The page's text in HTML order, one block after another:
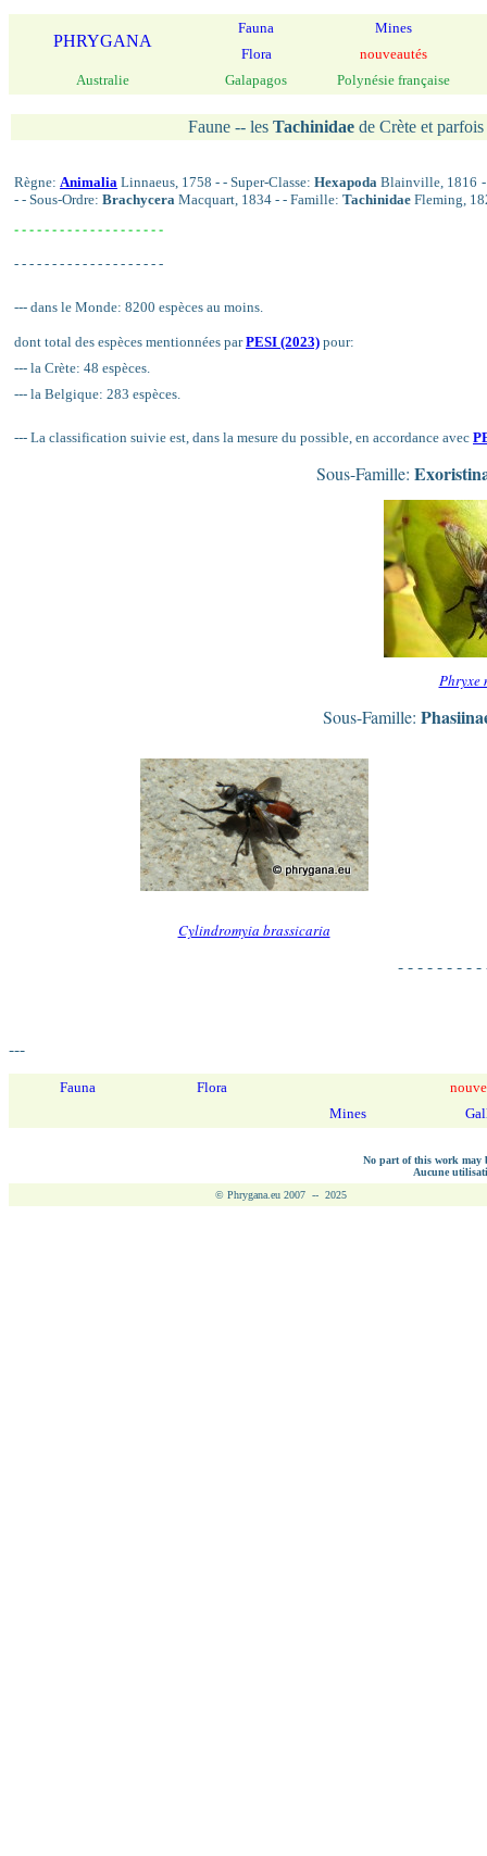
PHRYGANA
Fauna
Mines
Flora
nouveautés
Australie
Galapagos Polynésie française
Faune -- les Tachinidaede Crète et parfois
Règne:Animalia Linnaeus, 1758 - - Super-Classe:Hexapoda Blainville, 1816 -
- - Sous-Ordre: Brachycera Macquart, 1834 - - Famille: Tachinidae Fleming,
- - - - - - - - - - - - - - - - - - - -
- - - - - - - - - - - - - - - - - - - -
--- dans le Monde: 8200 espèces au moins.
dont total des espèces mentionnées parPESI (2023) pour:
--- la Crète: 48 espèces.
--- la Belgique: 283 espèces.
--- La classification suivie est, dans la mesure du possible, en accordance avec
Sous-Famille:
Phryxe
Sous-Famille:
Cylindromyia brassicaria
- - - - - - - - -
---
Fauna Flora
Mines
No part of this work may
Aucune
© Phrygana.eu 2007 -- 2025